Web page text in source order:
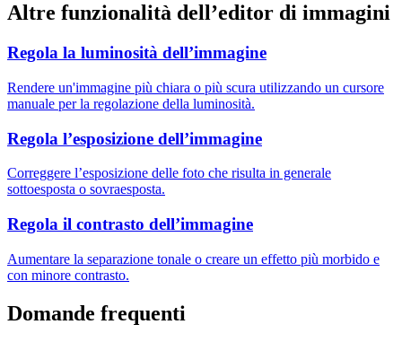
Altre funzionalità dell’editor di immagini
Regola la luminosità dell’immagine
Rendere un'immagine più chiara o più scura utilizzando un cursore
manuale per la regolazione della luminosità.
Regola l’esposizione dell’immagine
Correggere l’esposizione delle foto che risulta in generale
sottoesposta o sovraesposta.
Regola il contrasto dell’immagine
Aumentare la separazione tonale o creare un effetto più morbido e
con minore contrasto.
Domande frequenti